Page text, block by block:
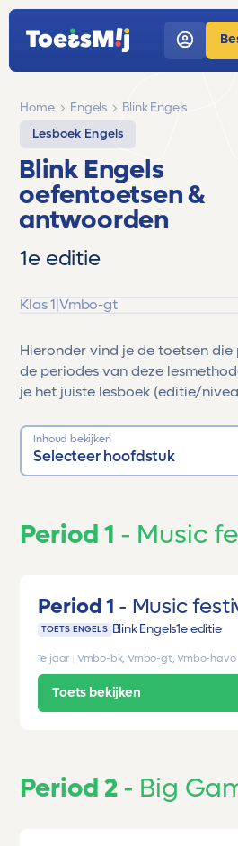
Home Engels
Blink Engels
Lesboek Engels
Blink Engels
oefentoetsen &
antwoorden
1e editie
Klas 1|Vmbo-gt
Hieronder vind je de toetsen
de periodes van deze
je het juiste lesboek (editie/
Inhoud bekijken
Selecteer hoofdstuk
Period 1 Music
Period 1 Music
TOETS ENGELS Blink Engels1e editie
1e jaar Vmbo-bk, Vmbo-gt, Vmbo-havo
Toets bekijken
Period 2 Big